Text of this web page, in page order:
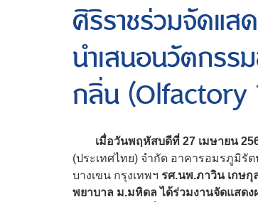
ศิริราชร่วมจัดแ
นำเสนอนวัตกร
กลิ่น
เมื่อวันพฤหัสบดีที่ 27 เมษายน
(ประเทศไทย) จำกัด อาคารอมรภูมิ
บางเขน กรุงเทพฯ รศ.นพ.ภาวิน เกษ
พยาบาล ม.มหิดล ได้ร่วมงานจัดแสด